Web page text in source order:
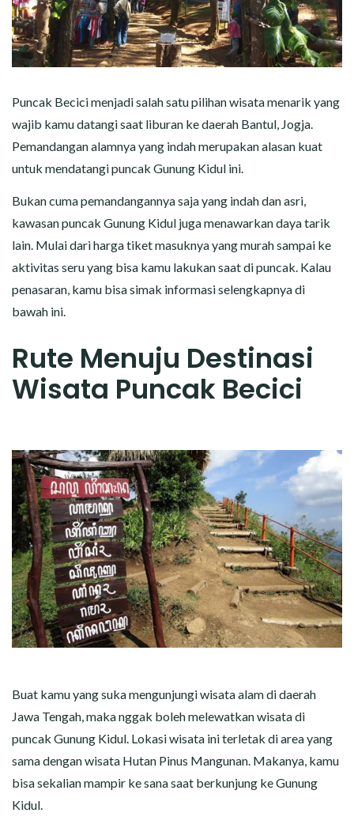
Puncak Becici menjadi salah satu pilihan wisata menarik yang
wajib kamu datangi saat liburan ke daerah Bantul, Jogja.
Pemandangan alamnya yang indah merupakan alasan kuat
untuk mendatangi puncak Gunung Kidul ini.
Bukan cuma pemandangannya saja yang indah dan asri,
kawasan puncak Gunung Kidul juga menawarkan daya tarik
lain. Mulai dari harga tiket masuknya yang murah sampai ke
aktivitas seru yang bisa kamu lakukan saat di puncak. Kalau
penasaran, kamu bisa simak informasi selengkapnya di
bawah ini.
Rute Menuju Destinasi
Wisata Puncak Becici
Buat kamu yang suka mengunjungi wisata alam di daerah
Jawa Tengah, maka nggak boleh melewatkan wisata di
puncak Gunung Kidul. Lokasi wisata ini terletak di area yang
sama dengan wisata Hutan Pinus Mangunan. Makanya, kamu
bisa sekalian mampir ke sana saat berkunjung ke Gunung
Kidul.